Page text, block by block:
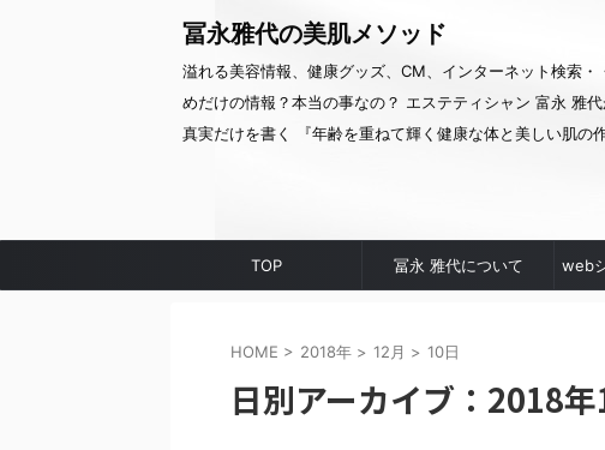
冨永雅代の美肌メソッド
溢れる美容情報、健康グッズ、CM、インターネット検索・
めだけの情報？本当の事なの？ エステティシャン 富永 雅
真実だけを書く 『年齢を重ねて輝く健康な体と美しい肌の作
TOP 冨永 雅代について web
HOME > 2018年 > 12月 > 10日
日別アーカイブ：2018